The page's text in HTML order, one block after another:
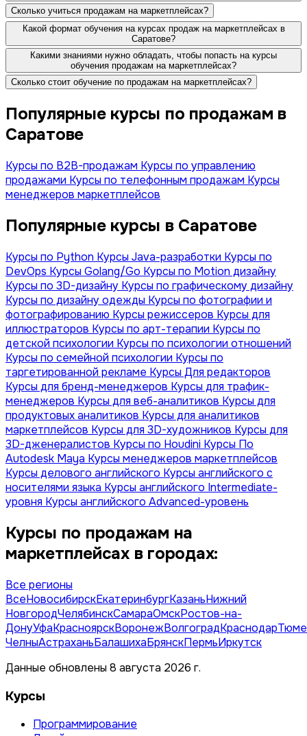
Сколько учиться продажам на маркетплейсах?
Какой формат обучения на курсах продаж на маркетплейсах в
Саратове?
Какими знаниями нужно обладать, чтобы попасть на курсы
обучения продажам на маркетплейсах?
Сколько стоит обучение по продажам на маркетплейсах?
Популярные курсы по продажам в
Саратове
Курсы по B2B-продажам Курсы по управлению
продажами Курсы по телефонным продажам Курсы
менеджеров маркетплейсов
Популярные курсы в Саратове
Курсы по Python Курсы Java-разработки Курсы по
DevOps Курсы Golang/Go Курсы по Motion дизайну
Курсы по 3D-дизайну Курсы по графическому дизайну
Курсы по дизайну одежды Курсы по фотографии и
фотографированию Курсы режиссеров Курсы для
иллюстраторов Курсы по арт-терапии Курсы по
детской психологии Курсы по психологии отношений
Курсы по семейной психологии Курсы по
таргетированной рекламе Курсы Для редакторов
Курсы для бренд-менеджеров Курсы для трафик-
менеджеров Курсы для веб-аналитиков Курсы для
продуктовых аналитиков Курсы для аналитиков
маркетплейсов Курсы для 3D-художников Курсы для
3D-дженералистов Курсы по Houdini Курсы По
Autodesk Maya Курсы менеджеров маркетплейсов
Курсы делового английского Курсы английского с
носителями языка Курсы английского Intermediate-
уровня Курсы английского Advanced-уровень
Курсы по продажам на
маркетплейсах в городах:
Все регионы
ВсеНовосибирскЕкатеринбургКазаньНижний
НовгородЧелябинскСамараОмскРостов-на-
ДонуУфаКрасноярскВоронежВолгоградКраснодар
ЧелныАстраханьБалашихаБрянскПермьИркутск
Данные обновлены 8 августа 2026 г.
Курсы
Программирование